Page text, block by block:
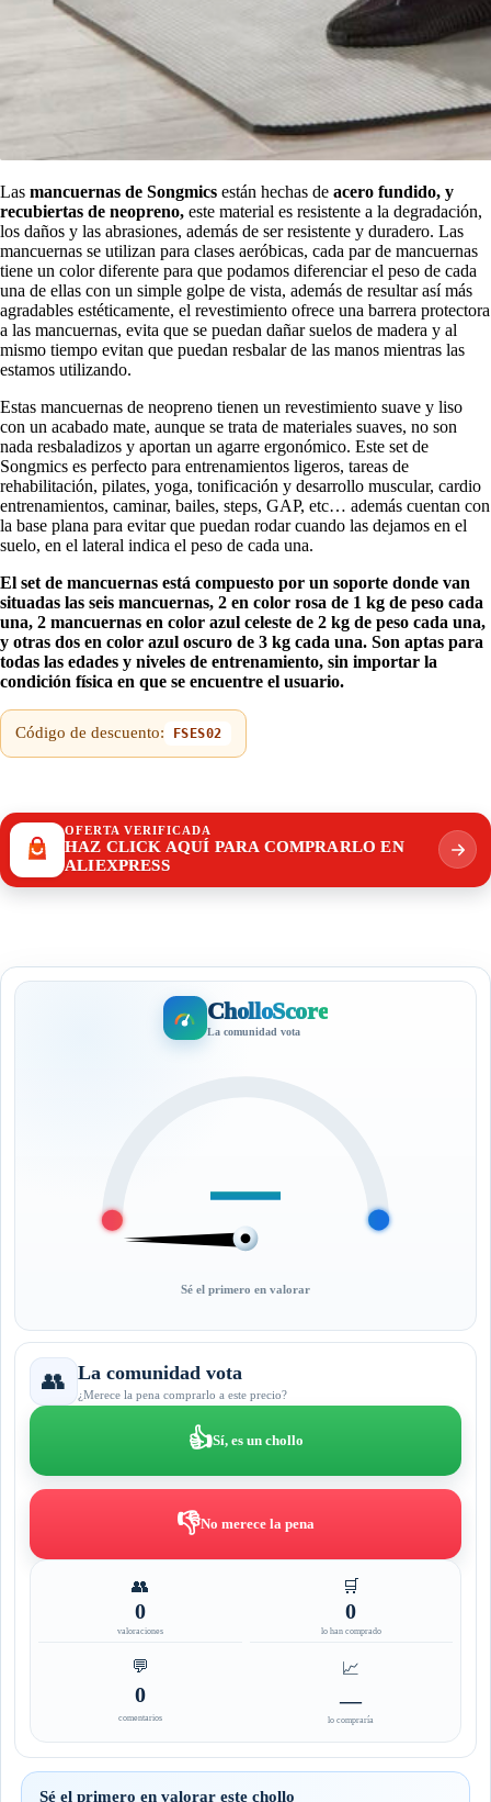
Las mancuernas de Songmics están hechas de acero fundido, y
recubiertas de neopreno, este material es resistente a la degradación,
los daños y las abrasiones, además de ser resistente y duradero. Las
mancuernas se utilizan para clases aeróbicas, cada par de mancuernas
tiene un color diferente para que podamos diferenciar el peso de cada
una de ellas con un simple golpe de vista, además de resultar así más
agradables estéticamente, el revestimiento ofrece una barrera protectora
a las mancuernas, evita que se puedan dañar suelos de madera y al
mismo tiempo evitan que puedan resbalar de las manos mientras las
estamos utilizando.
Estas mancuernas de neopreno tienen un revestimiento suave y liso
con un acabado mate, aunque se trata de materiales suaves, no son
nada resbaladizos y aportan un agarre ergonómico. Este set de
Songmics es perfecto para entrenamientos ligeros, tareas de
rehabilitación, pilates, yoga, tonificación y desarrollo muscular, cardio
entrenamientos, caminar, bailes, steps, GAP, etc… además cuentan con
la base plana para evitar que puedan rodar cuando las dejamos en el
suelo, en el lateral indica el peso de cada una.
El set de mancuernas está compuesto por un soporte donde van
situadas las seis mancuernas, 2 en color rosa de 1 kg de peso cada
una, 2 mancuernas en color azul celeste de 2 kg de peso cada una,
y otras dos en color azul oscuro de 3 kg cada una. Son aptas para
todas las edades y niveles de entrenamiento, sin importar la
condición física en que se encuentre el usuario.
Código de descuento: FSES02
OFERTA VERIFICADA
HAZ CLICK AQUÍ PARA COMPRARLO EN
ALIEXPRESS
CholloScore
La comunidad vota
—
Sé el primero en valorar
👥 La comunidad vota
¿Merece la pena comprarlo a este precio?
👍Sí, es un chollo
👎No merece la pena
👥
0
valoraciones
🛒
0
lo han comprado
💬
0
comentarios
📈
—
lo compraría
Sé el primero en valorar este chollo